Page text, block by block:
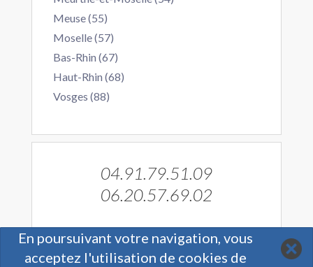
Meuse (55)
Moselle (57)
Bas-Rhin (67)
Haut-Rhin (68)
Vosges (88)
04.91.79.51.09
06.20.57.69.02
En poursuivant votre navigation, vous
acceptez l'utilisation de cookies de